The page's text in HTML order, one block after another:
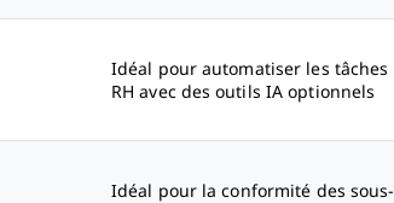
Idéal pour automatiser les tâches
RH avec des outils IA optionnels
Idéal pour la conformité des sous-